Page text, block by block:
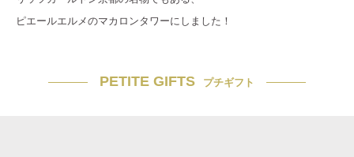
ピエールエルメのマカロンタワーにしました！
PETITE GIFTS プチギフト